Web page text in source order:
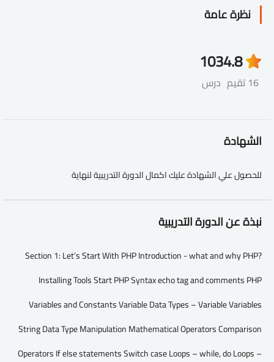
نظرة عامة
4.8
16 تقيم
103
درس
الشهادة
للحصول علي الشهادة عليك اكمال الدورة التدريبية لنهاية
نبذة عن الدورة التدريبية
Section 1: Let’s Start With PHP Introduction - what and why PHP?
Installing Tools Start PHP Syntax echo tag and comments PHP
Variables and Constants Variable Data Types – Variable Variables
String Data Type Manipulation Mathematical Operators Comparison
Operators If else statements Switch case Loops – while, do Loops –